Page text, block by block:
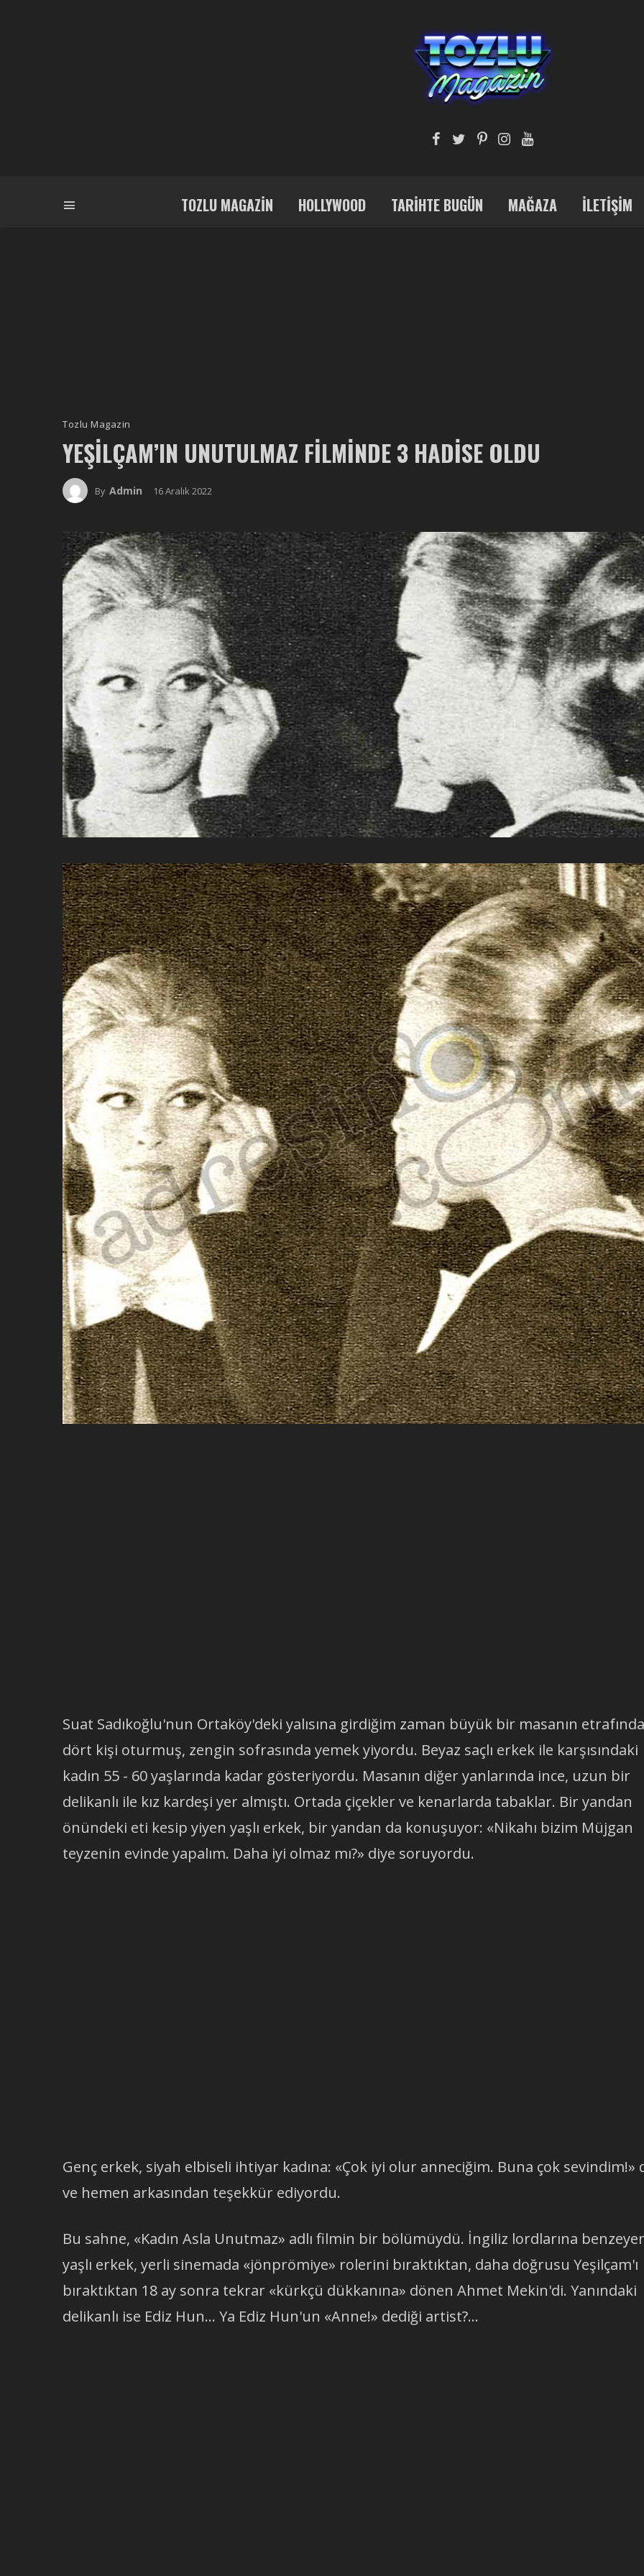
TOZLU MAGAZIN HOLLYWOOD TARIHTE BUGÜN MAĞAZA İLETIŞIM
Tozlu Magazin
YEŞILÇAM’IN UNUTULMAZ FILMINDE 3 HADISE OLDU
By Admin 16 Aralık 2022
Suat Sadıkoğlu'nun Ortaköy'deki yalısına girdiğim zaman büyük bir masanın etrafında
dört kişi oturmuş, zengin sofrasında yemek yiyordu. Beyaz saçlı erkek ile karşısındaki
kadın 55 - 60 yaşlarında kadar gösteriyordu. Masanın diğer yanlarında ince, uzun bir
delikanlı ile kız kardeşi yer almıştı. Ortada çiçekler ve kenarlarda tabaklar. Bir yandan
önündeki eti kesip yiyen yaşlı erkek, bir yandan da konuşuyor: «Nikahı bizim Müjgan
teyzenin evinde yapalım. Daha iyi olmaz mı?» diye soruyordu.
Genç erkek, siyah elbiseli ihtiyar kadına: «Çok iyi olur anneciğim. Buna çok sevindim!»
ve hemen arkasından teşekkür ediyordu.
Bu sahne, «Kadın Asla Unutmaz» adlı filmin bir bölümüydü. İngiliz lordlarına
yaşlı erkek, yerli sinemada «jönprömiye» rolerini bıraktıktan, daha doğrusu Yeşilçam'ı
bıraktıktan 18 ay sonra tekrar «kürkçü dükkanına» dönen Ahmet Mekin'di. Yanındaki
delikanlı ise Ediz Hun... Ya Ediz Hun'un «Anne!» dediği artist?...